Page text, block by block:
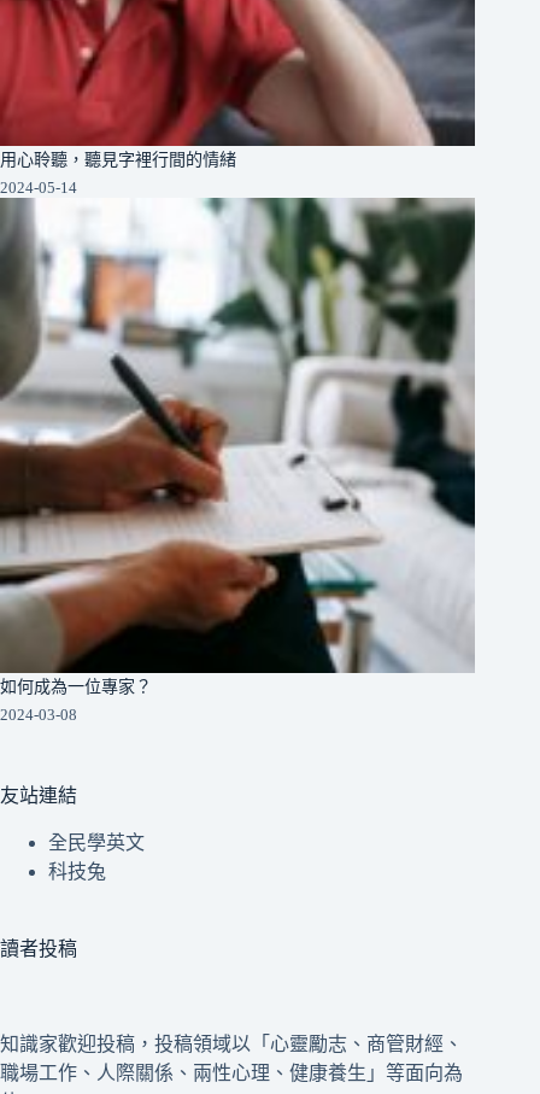
用心聆聽，聽見字裡行間的情緒
2024-05-14
如何成為一位專家？
2024-03-08
友站連結
全民學英文
科技兔
讀者投稿
知識家歡迎投稿，投稿領域以「心靈勵志、商管財經、
職場工作、人際關係、兩性心理、健康養生」等面向為